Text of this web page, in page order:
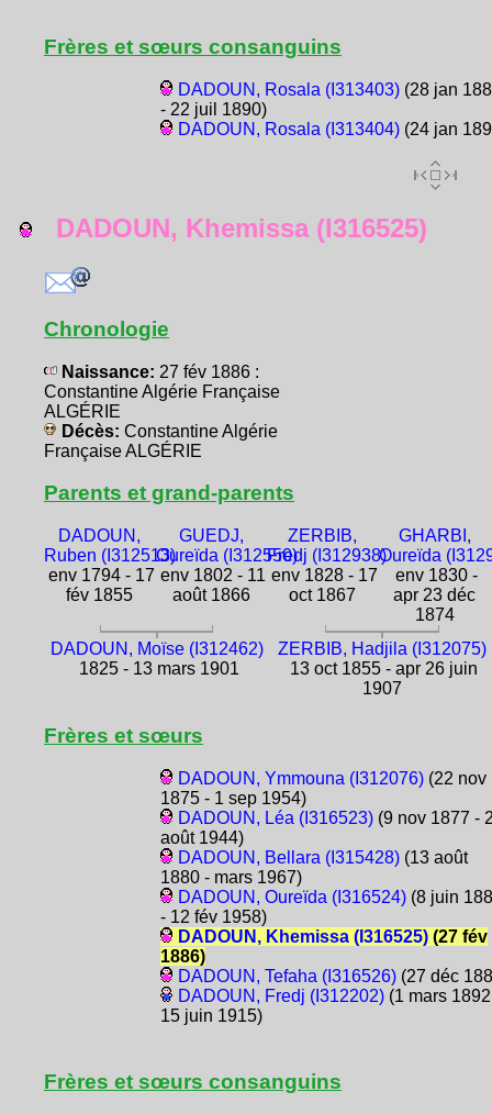
Frères et sœurs consanguins
DADOUN, Rosala (I313403)(28 jan
- 22 juil 1890)
DADOUN, Rosala (I313404)(24 jan
DADOUN, Khemissa (I316525)
Chronologie
Naissance: 27 fév 1886 :
Constantine Algérie Française
ALGÉRIE
Décès: Constantine Algérie
Française ALGÉRIE
Parents et grand-parents
DADOUN,
Ruben (I312513)
env 1794 - 17
fév 1855
GUEDJ,
Oureïda (I312550)
env 1802 - 11
août 1866
ZERBIB,
Fredj (I312938)
env 1828 - 17
oct 1867
GHARBI,
Oureïda
env 1830 -
apr 23 déc
1874
DADOUN, Moïse (I312462)
1825 - 13 mars 1901
ZERBIB, Hadjila (I312075)
13 oct 1855 - apr 26 juin
1907
Frères et sœurs
DADOUN, Ymmouna (I312076)(22 nov
1875 - 1 sep 1954)
DADOUN, Léa (I316523)(9 nov 1877 -
août 1944)
DADOUN, Bellara (I315428)(13 août
1880 - mars 1967)
DADOUN, Oureïda (I316524)(8 juin
- 12 fév 1958)
DADOUN, Khemissa (I316525)(27 fév
1886)
DADOUN, Tefaha (I316526)(27 déc
DADOUN, Fredj (I312202)(1 mars
15 juin 1915)
Frères et sœurs consanguins